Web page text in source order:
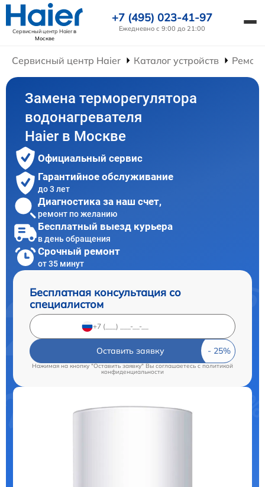
Сервисный центр Haierв
Москве
+7 (495) 023-41-97
Ежедневно с 9:00 до 21:00
Сервисный центр Haier Каталог устройств
Замена терморегулятора
водонагревателя
Haier в Москве
Официальный сервис
Гарантийное обслуживание
до 3 лет
Диагностика за наш счет,
ремонт по желанию
Бесплатный выезд курьера
в день обращения
Срочный ремонт
от 35 минут
Бесплатная консультация со
специалистом
Оставить заявку
Нажимая на кнопку "Оставить заявку" Вы соглашаетесь cполитикой
конфиденциальности